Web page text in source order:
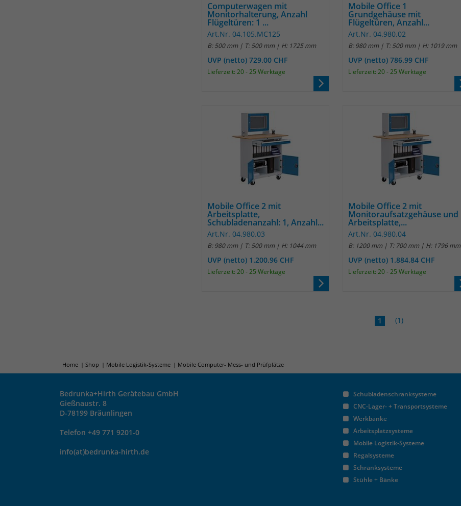
Computerwagen mit
Monitorhalterung, Anzahl
Flügeltüren: 1 ...
Art.Nr. 04.105.MC125
B: 500 mm | T: 500 mm | H: 1725 mm
UVP (netto) 729.00 CHF
Lieferzeit: 20 - 25 Werktage
Mobile Office 1
Grundgehäuse mit
Flügeltüren, Anzahl...
Art.Nr. 04.980.02
B: 980 mm | T: 500 mm | H: 1019 mm
UVP (netto) 786.99 CHF
Lieferzeit: 20 - 25 Werktage
Mobile Office 2 mit
Arbeitsplatte,
Schubladenanzahl: 1, Anzahl...
Art.Nr. 04.980.03
B: 980 mm | T: 500 mm | H: 1044 mm
UVP (netto) 1.200.96 CHF
Lieferzeit: 20 - 25 Werktage
Mobile Office 2 mit
Monitoraufsatzgehäuse und
Arbeitsplatte,...
Art.Nr. 04.980.04
B: 1200 mm | T: 700 mm | H: 1796 mm
UVP (netto) 1.884.84 CHF
Lieferzeit: 20 - 25 Werktage
1 (1)
Home Shop Mobile Logistik-Systeme Mobile Computer- Mess- und Prüfplätze
Bedrunka+Hirth Gerätebau GmbH
Gießnaustr. 8
D-78199 Bräunlingen
Telefon +49 771 9201-0
info(at)bedrunka-hirth.de
Schubladenschranksysteme
CNC-Lager- + Transportsysteme
Werkbänke
Arbeitsplatzsysteme
Mobile Logistik-Systeme
Regalsysteme
Schranksysteme
Stühle + Bänke
Session Daten zu speichern
Anbieter
30 Minuten
Zweck
Name _pk_testcookie
Anbieter Matomo
Laufzeit wenige Sekunden
Zweck
Das Cookie wird gesetzt um zu überprüfen
ob der Browser erlaubt Cookies zu setzen. Es
wird direkt nach demTest wieder gelöscht.